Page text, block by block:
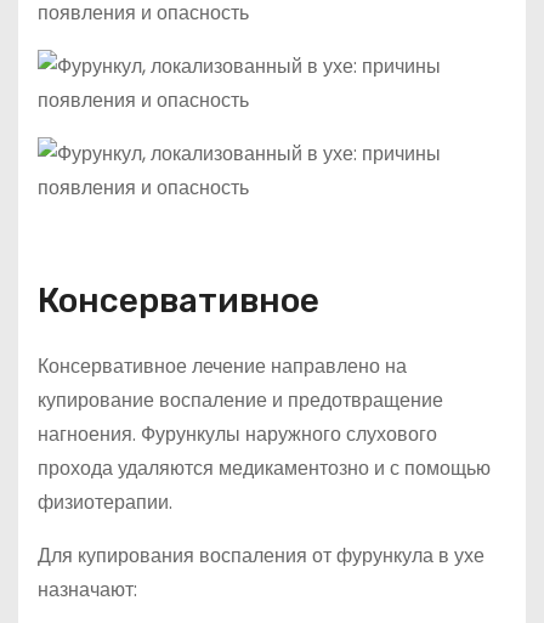
Консервативное
Консервативное лечение направлено на
купирование воспаление и предотвращение
нагноения. Фурункулы наружного слухового
прохода удаляются медикаментозно и с помощью
физиотерапии.
Для купирования воспаления от фурункула в ухе
назначают: